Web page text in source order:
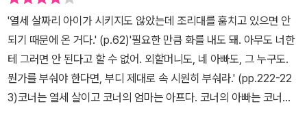
담고 있는 내게 미래는 존재하지 않았다.
독특한 책이었다. 예술적인 무채색의 그림과 함께 몬스터가 등장하며
상상력을 자극하는 동화 같은 이야기, 한 아이의 치열한 성장 과정이
담긴 먼 나라 이야기일 뿐이었다.왜 다시 읽어볼 생각이 들었는지는
잘 모르겠다. 며칠 뒤의 나는 편안히 누워서 책장을 가볍게 넘기고 있
었다. 그런데, 두 번째로 접한 책은 처음과는 다른 의미로 다가왔다.
'열세 살짜리 아이가 시키지도 않았는데 조리대를 훔치고 있으면 안
되기 때문에 온 거다.' (p.62)'필요한 만큼 화를 내도 돼. 아무도 너한
테 그러면 안 된다고 할 수 없어. 외할머니도, 네 아빠도, 그 누구도.
뭔가를 부숴야 한다면, 부디 제대로 속 시원히 부숴라.' (pp.222-22
3)코너는 열세 살이고 코너의 엄마는 아프다. 코너의 아빠는 코너와